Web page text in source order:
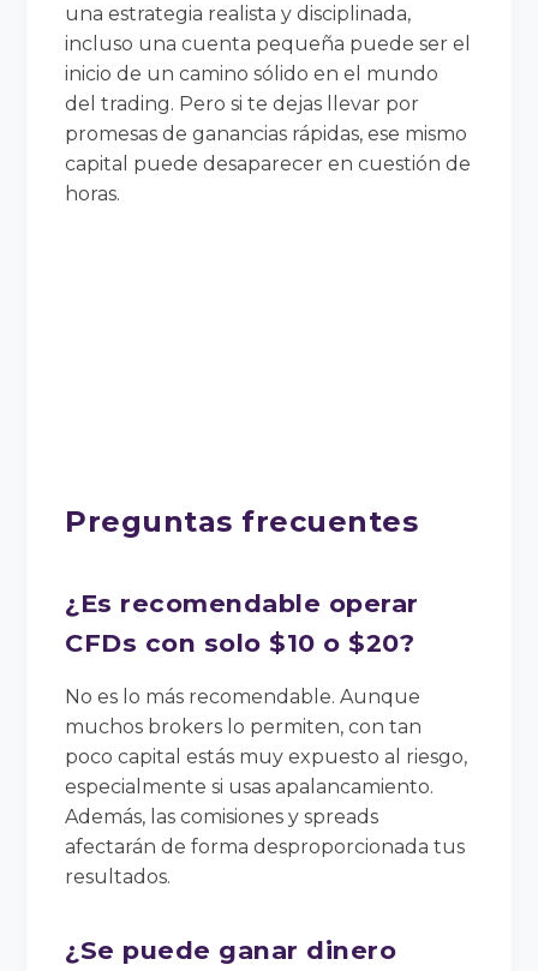
una estrategia realista y disciplinada,
incluso una cuenta pequeña puede ser el
inicio de un camino sólido en el mundo
del trading. Pero si te dejas llevar por
promesas de ganancias rápidas, ese mismo
capital puede desaparecer en cuestión de
horas.
Preguntas frecuentes
¿Es recomendable operar
CFDs con solo $10 o $20?
No es lo más recomendable. Aunque
muchos brokers lo permiten, con tan
poco capital estás muy expuesto al riesgo,
especialmente si usas apalancamiento.
Además, las comisiones y spreads
afectarán de forma desproporcionada tus
resultados.
¿Se puede ganar dinero